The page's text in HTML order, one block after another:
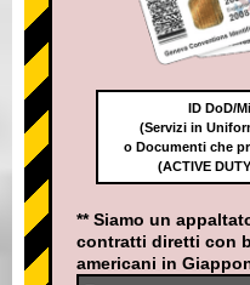
ID DoD/
(Servizi in
o Documenti che
(ACTIVE
** Siamo un
contratti diretti con
americani in